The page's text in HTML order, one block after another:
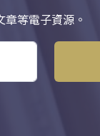
等電子資源。